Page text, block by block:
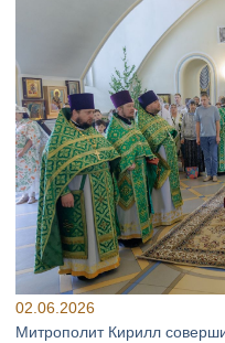
02.06.2026
Митрополит Кирилл